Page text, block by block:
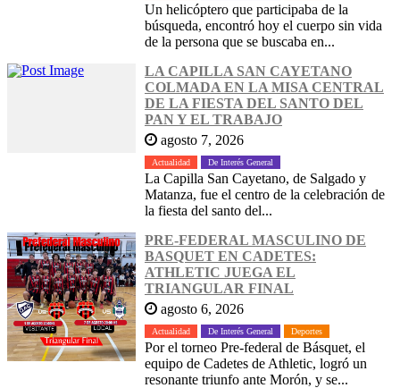
Un helicóptero que participaba de la
búsqueda, encontró hoy el cuerpo sin vida
de la persona que se buscaba en...
LA CAPILLA SAN CAYETANO
COLMADA EN LA MISA CENTRAL
DE LA FIESTA DEL SANTO DEL
PAN Y EL TRABAJO
agosto 7, 2026
Actualidad De Interés General
La Capilla San Cayetano, de Salgado y
Matanza, fue el centro de la celebración de
la fiesta del santo del...
PRE-FEDERAL MASCULINO DE
BASQUET EN CADETES:
ATHLETIC JUEGA EL
TRIANGULAR FINAL
agosto 6, 2026
Actualidad De Interés General Deportes
Por el torneo Pre-federal de Básquet, el
equipo de Cadetes de Athletic, logró un
resonante triunfo ante Morón, y se...